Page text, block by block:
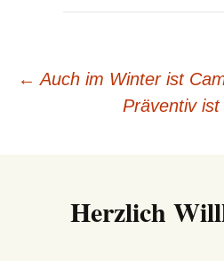
Beitrags-
← Auch im Winter ist
Präventiv
Herzlich